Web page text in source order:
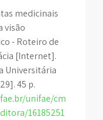
medicinais
visão
- Roteiro de
[Internet].
Universitária
45 p.
unifae/cm
16185251